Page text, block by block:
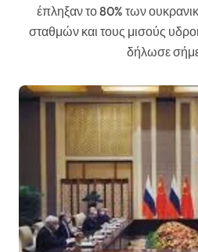
έπληξαν το 80% των
σταθμών και τους μισούς
δήλωσε